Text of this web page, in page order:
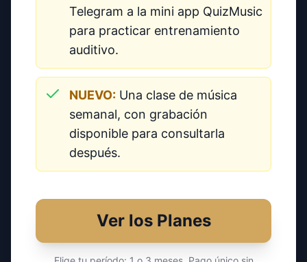
Telegram a la mini app QuizMusic
para practicar entrenamiento
auditivo.
NUEVO: Una clase de música
semanal, con grabación
disponible para consultarla
después.
Ver los Planes